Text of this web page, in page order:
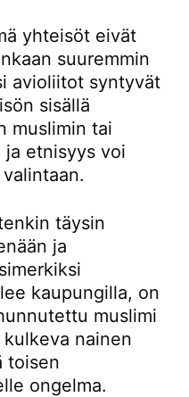
yhteisöt eivät
suuremmin
avioliitot syntyvät
sisällä
muslimin tai
ja etnisyys voi
täysin
ja
kaupungilla, on
muslimi
nainen
toisen
ongelma.